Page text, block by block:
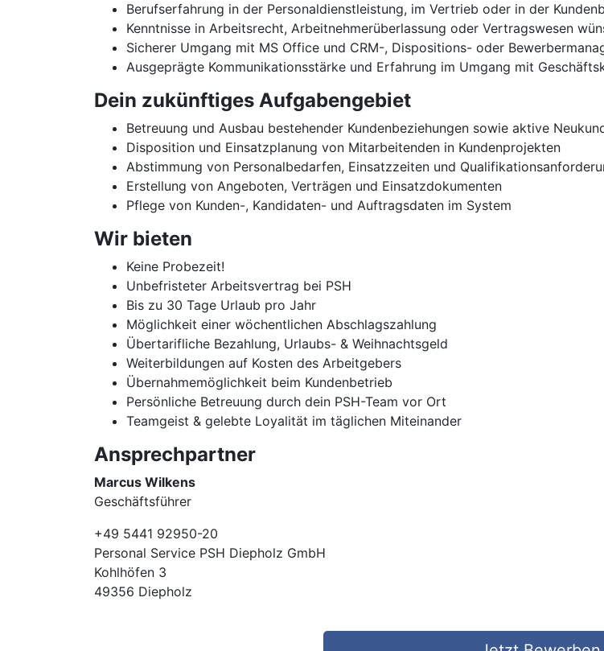
Berufserfahrung in der Personaldienstleistung, im Vertrieb oder in der
Kenntnisse in Arbeitsrecht, Arbeitnehmerüberlassung oder Vertragswesen
Sicherer Umgang mit MS Office und CRM-, Dispositions- oder
Ausgeprägte Kommunikationsstärke und Erfahrung im Umgang mit
Dein zukünftiges Aufgabengebiet
Betreuung und Ausbau bestehender Kundenbeziehungen sowie aktive
Disposition und Einsatzplanung von Mitarbeitenden in Kundenprojekten
Abstimmung von Personalbedarfen, Einsatzzeiten und
Erstellung von Angeboten, Verträgen und Einsatzdokumenten
Pflege von Kunden-, Kandidaten- und Auftragsdaten im System
Wir bieten
Keine Probezeit!
Unbefristeter Arbeitsvertrag bei PSH
Bis zu 30 Tage Urlaub pro Jahr
Möglichkeit einer wöchentlichen Abschlagszahlung
Übertarifliche Bezahlung, Urlaubs- & Weihnachtsgeld
Weiterbildungen auf Kosten des Arbeitgebers
Übernahmemöglichkeit beim Kundenbetrieb
Persönliche Betreuung durch dein PSH-Team vor Ort
Teamgeist & gelebte Loyalität im täglichen Miteinander
Ansprechpartner
Marcus Wilkens
Geschäftsführer
+49 5441 92950-20
Personal Service PSH Diepholz GmbH
Kohlhöfen 3
49356 Diepholz